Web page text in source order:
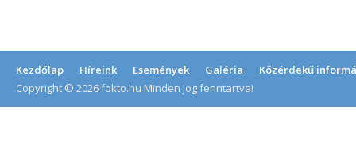
Kezdőlap Híreink Események Galéria
Közérdekű
Copyright © 2026 fokto.hu Minden jog fenntartva!